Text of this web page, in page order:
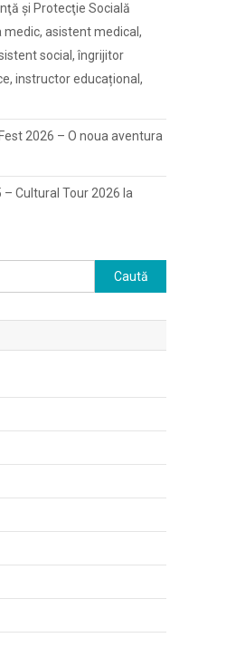
şi Protecţie Socială
medic, asistent medical,
social, îngrijitor
instructor educațional,
2026 – O noua aventura
Cultural Tour 2026 la
Caută
după: